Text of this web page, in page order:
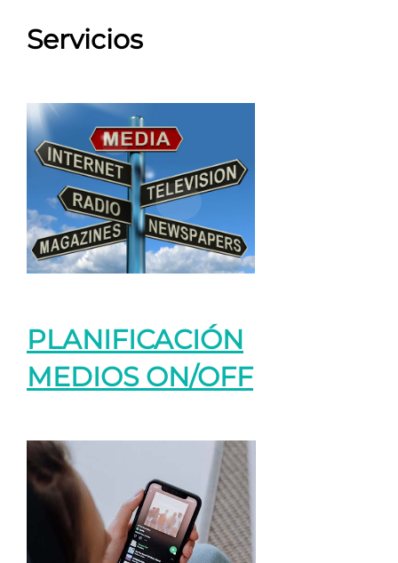
Servicios
PLANIFICACIÓN
MEDIOS ON/OFF